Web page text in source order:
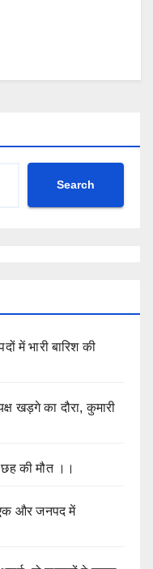
Search
में भारी बारिश की
खड़गे का दौरा, कुमारी
छह की मौत ।।
एक और जनपद में